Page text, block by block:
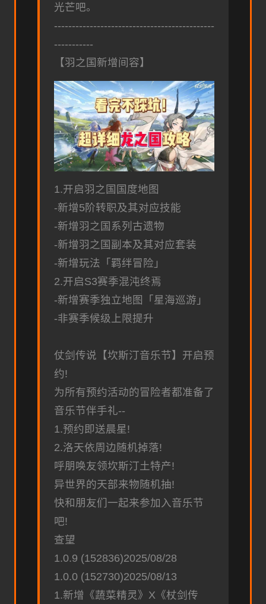
光芒吧。
---------------------------------------------
-----------
【羽之国新增间容】
1.开启羽之国国度地图
-新增5阶转职及其对应技能
-新增羽之国系列古遗物
-新增羽之国副本及其对应套装
-新增玩法「羁绊冒险」
2.开启S3赛季混沌终焉
-新增赛季独立地图「星海巡游」
-非赛季候级上限提升
仗剑传说【坎斯汀音乐节】开启预
约!
为所有预约活动的冒险者都准备了
音乐节伴手礼--
1.预约即送晨星!
2.洛天依周边随机掉落!
呼朋唤友领坎斯汀土特产!
异世界的天部来物随机抽!
快和朋友们一起来参加入音乐节
吧!
查望
1.0.9 (152836)2025/08/28
1.0.0 (152730)2025/08/13
1.新增《蔬菜精灵》X《杖剑传